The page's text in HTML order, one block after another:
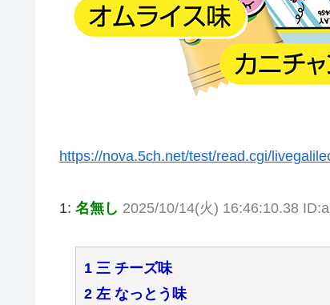
https://nova.5ch.net/test/read.cgi/
1: 名無し 2025/10/14(火) 16:46:10.38
1 三 チーズ味
2 左 なっとう味